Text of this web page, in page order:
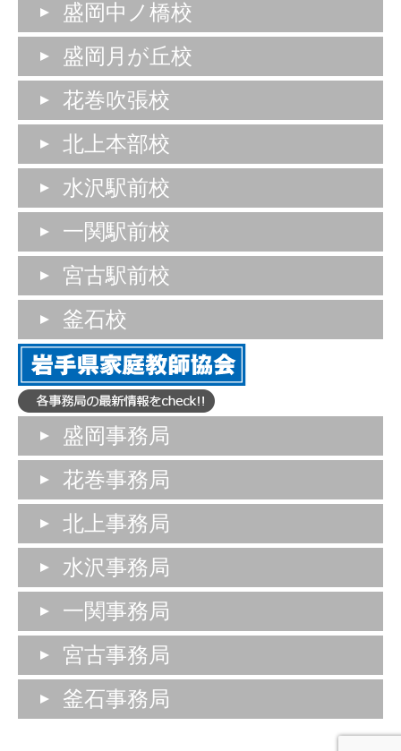
盛岡中ノ橋校
盛岡月が丘校
花巻吹張校
北上本部校
水沢駅前校
一関駅前校
宮古駅前校
釜石校
盛岡事務局
花巻事務局
北上事務局
水沢事務局
一関事務局
宮古事務局
釜石事務局